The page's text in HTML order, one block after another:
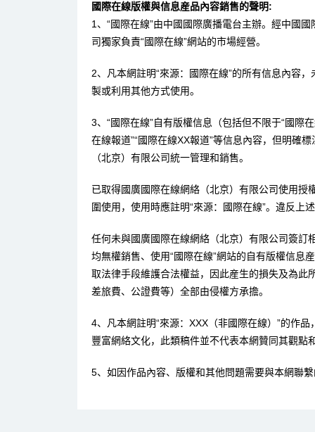
國際在線版權與信息産品內容銷售的聲明:
1、“國際在線”由中國國際廣播電台主辦。經中國
司獨家負責“國際在線”網站的市場經營。
2、凡本網註明“來源：國際在線”的所有信息內容
製或利用其他方式使用。
3、“國際在線”自有版權信息（包括但不限于“國際
在線報道”“國際在線XX報道”等信息內容，但明確
（北京）有限公司統一管理和銷售。
已取得國廣國際在線網絡（北京）有限公司使用
圍使用，使用時應註明“來源：國際在線”。違反上
任何未與國廣國際在線網絡（北京）有限公司簽訂
均無權銷售、使用“國際在線”網站的自有版權信息
取法律手段維護合法權益，因此産生的損失及為此
差旅費、公證費等）全部由侵權方承擔。
4、凡本網註明“來源：XXX（非國際在線）”的作
豐富網絡文化，此類稿件並不代表本網贊同其觀點
5、如因作品內容、版權和其他問題需要與本網聯